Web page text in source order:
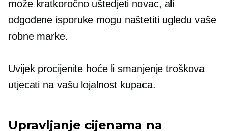
može kratkoročno uštedjeti novac, ali
odgođene isporuke mogu naštetiti ugledu vaše
robne marke.
Uvijek procijenite hoće li smanjenje troškova
utjecati na vašu lojalnost kupaca.
Upravljanje cijenama na